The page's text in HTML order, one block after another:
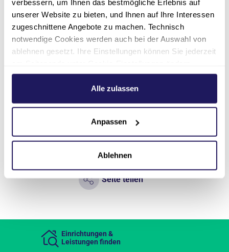
verbessern, um Ihnen das bestmögliche Erlebnis auf
unserer Website zu bieten, und Ihnen auf Ihre Interessen
zugeschnittene Angebote zu machen. Technisch
notwendige Cookies werden auch bei der Auswahl von
ablehnen gesetzt. Ihre Einstellungen können Sie jederzeit
Weitere Informationen hierzu finden Sie in unserer
.Alle zulassen
Anpassen
Ablehnen
Die Teilnahme ist kostenlos. Für eine bessere
Planung bitten wir um
vorherige Kurs-
Für Rückfragen erreichen Sie uns telefonisch
Seite teilen
Einrichtungen &
Leistungen finden